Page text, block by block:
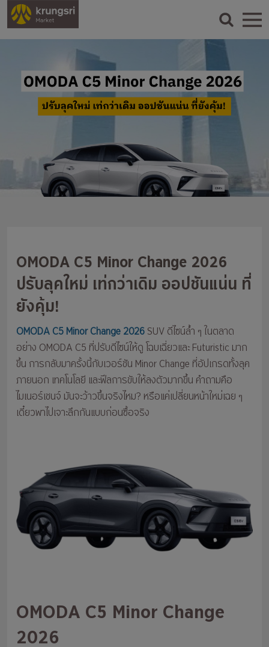
OMODA C5 Minor Change 2026
ปรับลุคใหม่ เท่กว่าเดิม ออปชันแน่น ที่
ยังคุ้ม!
OMODA C5 Minor Change 2026SUV ดีไซน์ล้ำ ๆ ในตลาด
อย่าง OMODA C5 ที่ปรับดีไซน์ให้ดู โฉบเฉี่ยวและ Futuristic มาก
ขึ้น การกลับมาครั้งนี้กับเวอร์ชัน Minor Change ที่อัปเกรดทั้งลุค
ภายนอก เทคโนโลยี และฟีลการขับให้ลงตัวมากขึ้น คำถามคือ
ไมเนอร์เชนจ์ มันจะว้าวขึ้นจริงไหม? หรือแค่เปลี่ยนหน้าใหม่เฉย ๆ
เดี๋ยวพาไปเจาะลึกกันแบบก่อนซื้อจริง
OMODA C5 Minor Change
2026